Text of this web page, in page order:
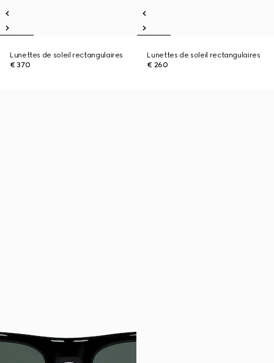
Lunettes de soleil rectangulaires
€ 370
Lunettes de soleil rectangulaires
€ 260